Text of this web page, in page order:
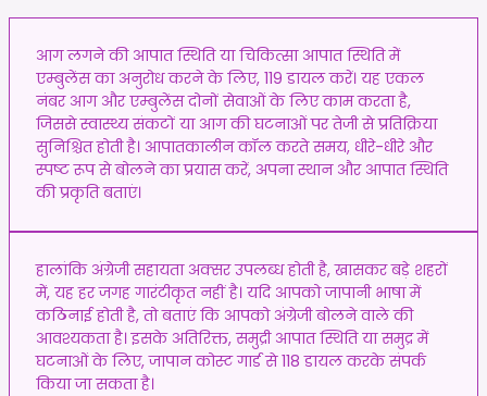
आग लगने की आपात स्थिति या चिकित्सा आपात स्थिति में
एम्बुलेंस का अनुरोध करने के लिए, 119 डायल करें। यह एकल
नंबर आग और एम्बुलेंस दोनों सेवाओं के लिए काम करता है,
जिससे स्वास्थ्य संकटों या आग की घटनाओं पर तेजी से प्रतिक्रिया
सुनिश्चित होती है। आपातकालीन कॉल करते समय, धीरे-धीरे और
स्पष्ट रूप से बोलने का प्रयास करें, अपना स्थान और आपात स्थिति
की प्रकृति बताएं।
हालांकि अंग्रेजी सहायता अक्सर उपलब्ध होती है, खासकर बड़े शहरों
में, यह हर जगह गारंटीकृत नहीं है। यदि आपको जापानी भाषा में
कठिनाई होती है, तो बताएं कि आपको अंग्रेजी बोलने वाले की
आवश्यकता है। इसके अतिरिक्त, समुद्री आपात स्थिति या समुद्र में
घटनाओं के लिए, जापान कोस्ट गार्ड से 118 डायल करके संपर्क
किया जा सकता है।